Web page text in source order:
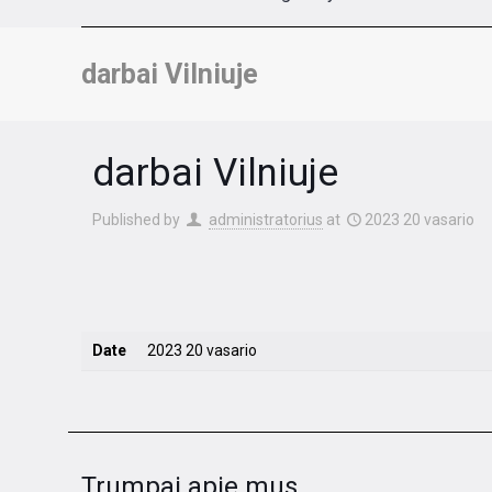
darbai Vilniuje
darbai Vilniuje
Published by administratorius at 2023 20 vasario
Date 2023 20 vasario